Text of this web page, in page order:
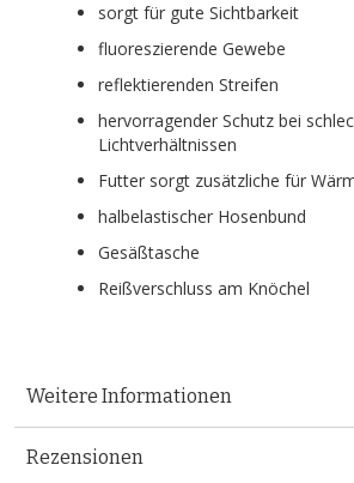
sorgt für gute Sichtbarkeit
fluoreszierende Gewebe
reflektierenden Streifen
hervorragender Schutz bei
Lichtverhältnissen
Futter sorgt zusätzliche für
halbelastischer Hosenbund
Gesäßtasche
Reißverschluss am Knöchel
Weitere Informationen
Rezensionen